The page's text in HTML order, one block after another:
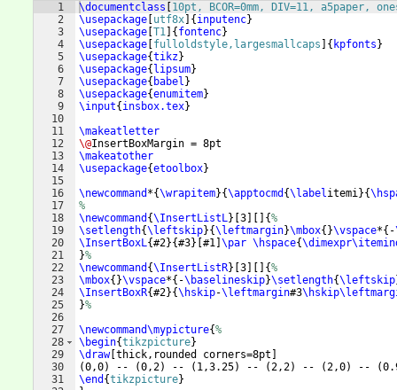
1
2
3
4
5
6
7
8
9
10
11
12
13
14
15
16
17
18
19
20
21
22
23
24
25
26
27
28
29
30
31
\documentclass
10pt, BCOR=0mm, DIV=11, a5paper,
\usepackage utf8x { inputenc}
\usepackage T1 { fontenc}
\usepackage fulloldstyle,largesmallcaps { kpfonts }
\usepackage{tikz}
\usepackage{ lipsum}
\usepackage{ babel }
\usepackage{enumitem}
\input{ insbox.tex}
\makeatletter
\@InsertBoxMargin = 8pt
\makeatother
\usepackage{etoolbox}
\newcommand *{\wrapitem}{\apptocmd {\labelitemi}{
%
\newcommand {\InsertListL} 3 {%
\setlength{\leftskip}{\leftmargin}\mbox{ }\vspace*{ -
\InsertBoxL{#2}{#3} #1 \par \hspace{
}%
\newcommand {\InsertListR} 3 {%
\mbox{ }\vspace*{ -\baselineskip}\setlength{\leftskip
\InsertBoxR{#2}{\hskip-\leftmargin#3
}%
\newcommand\mypicture{%
\begin{tikzpicture}
\draw[ thick,rounded corners=8pt
(0,0) -- (0,2) -- ( 1,3.25) -- (2,2) -- (2,0) -- (
\end {tikzpicture}